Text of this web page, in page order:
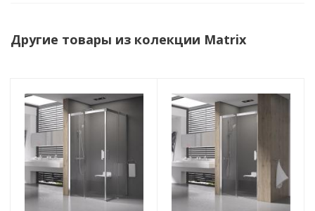
Другие товары из колекции Matrix